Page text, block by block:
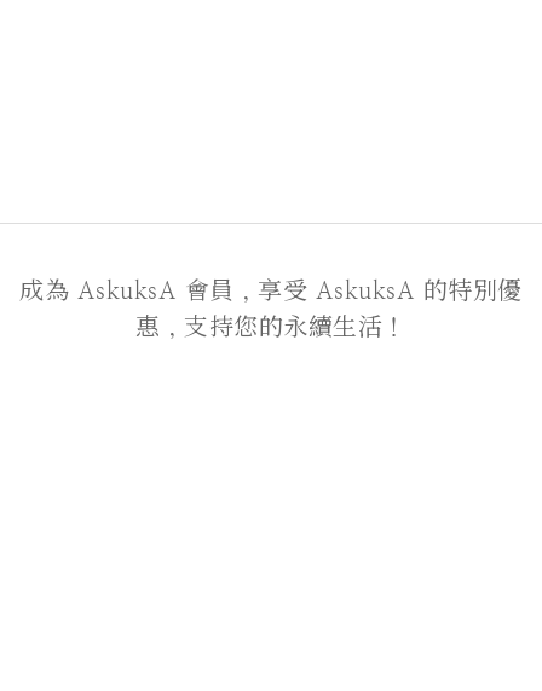
成為 AskuksA 會員，享受 AskuksA 的特別優
惠，支持您的永續生活！